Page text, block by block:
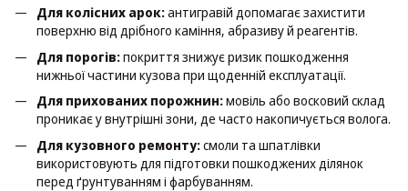
Для колісних арок:антигравій допомагає захистити
поверхню від дрібного каміння, абразиву й реагентів.
Для порогів:покриття знижує ризик пошкодження
нижньої частини кузова при щоденній експлуатації.
Для прихованих порожнин:мовіль або восковий склад
проникає у внутрішні зони, де часто накопичується волога.
Для кузовного ремонту:смоли та шпатлівки
використовують для підготовки пошкоджених ділянок
перед ґрунтуванням і фарбуванням.